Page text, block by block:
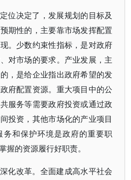
位决定了，发展规划的目标及
期性的，主要靠市场发挥配置
。少数约束性指标，是对政府
对市场的要求。产业发展，主
，是给企业指出政府希望的发
府配置资源。重大项目中的公
服务等需要政府投资或通过政
投资，其他市场化的产业项目
务和保护环境是政府的重要职
握的资源履行好职责。
化改革。全面建成高水平社会